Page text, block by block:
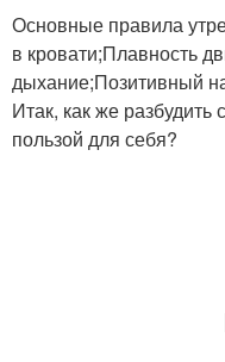
Основные правила
в кровати;Плавность
дыхание;Позитивный
Итак, как же
пользой для себя?